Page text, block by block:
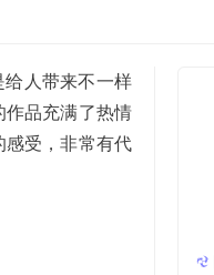
给人带来不一样
作品充满了热情
感受，非常有代